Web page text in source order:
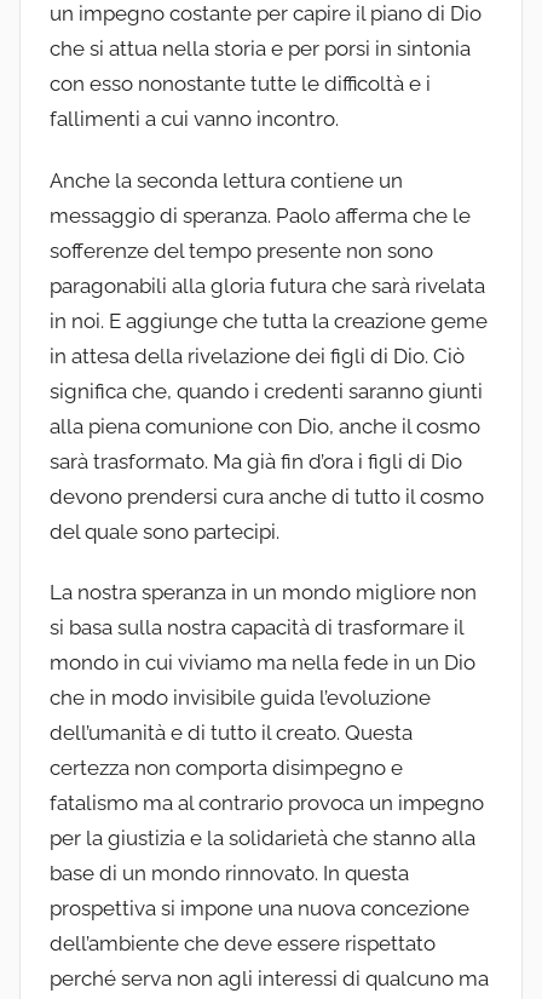
un impegno costante per capire il piano di Dio
che si attua nella storia e per porsi in sintonia
con esso nonostante tutte le difficoltà e i
fallimenti a cui vanno incontro.
Anche la seconda lettura contiene un
messaggio di speranza. Paolo afferma che le
sofferenze del tempo presente non sono
paragonabili alla gloria futura che sarà rivelata
in noi. E aggiunge che tutta la creazione geme
in attesa della rivelazione dei figli di Dio. Ciò
significa che, quando i credenti saranno giunti
alla piena comunione con Dio, anche il cosmo
sarà trasformato. Ma già fin d’ora i figli di Dio
devono prendersi cura anche di tutto il cosmo
del quale sono partecipi.
La nostra speranza in un mondo migliore non
si basa sulla nostra capacità di trasformare il
mondo in cui viviamo ma nella fede in un Dio
che in modo invisibile guida l’evoluzione
dell’umanità e di tutto il creato. Questa
certezza non comporta disimpegno e
fatalismo ma al contrario provoca un impegno
per la giustizia e la solidarietà che stanno alla
base di un mondo rinnovato. In questa
prospettiva si impone una nuova concezione
dell’ambiente che deve essere rispettato
perché serva non agli interessi di qualcuno ma